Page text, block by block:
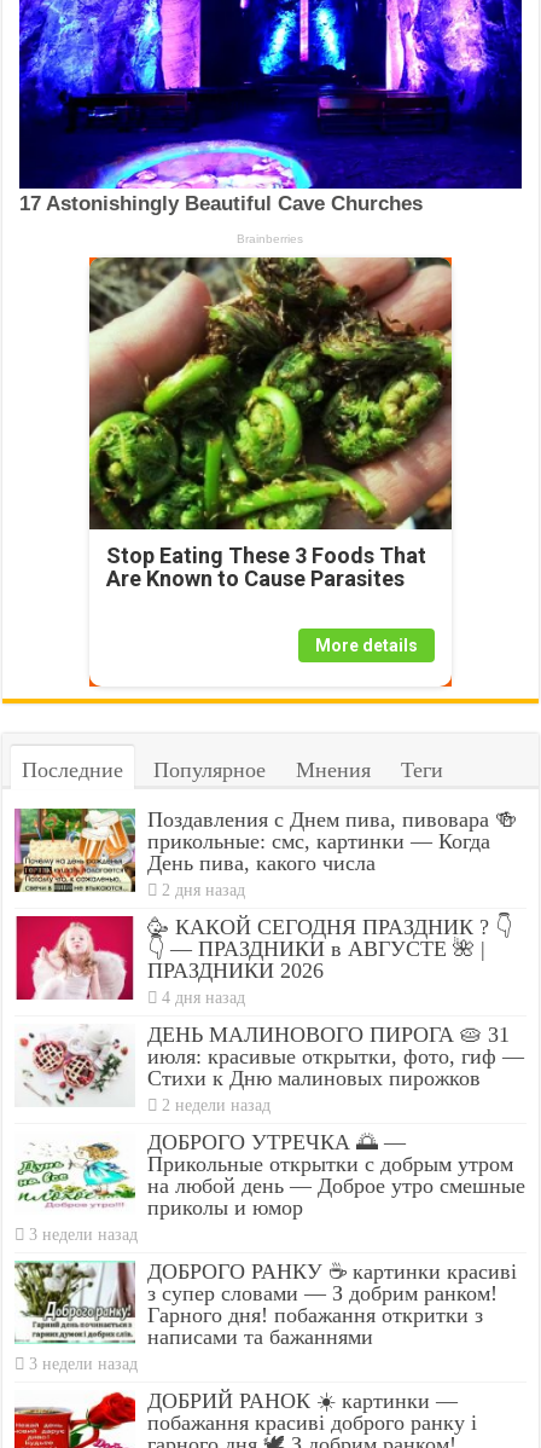
Stop Eating These 3 Foods That
Are Known to Cause Parasites
More details
Последние Популярное Мнения Теги
Поздавления с Днем пива, пивовара 🍻
прикольные: смс, картинки — Когда
День пива, какого числа
2 дня назад
🥳 КАКОЙ СЕГОДНЯ ПРАЗДНИК ? 👇
👇 — ПРАЗДНИКИ в АВГУСТЕ 🌺 |
ПРАЗДНИКИ 2026
4 дня назад
ДЕНЬ МАЛИНОВОГО ПИРОГА 🥧 31
июля: красивые открытки, фото, гиф —
Стихи к Дню малиновых пирожков
2 недели назад
ДОБРОГО УТРЕЧКА 🌅 —
Прикольные открытки с добрым утром
на любой день — Доброе утро смешные
приколы и юмор
3 недели назад
ДОБРОГО РАНКУ ☕ картинки красиві
з супер словами — З добрим ранком!
Гарного дня! побажання откритки з
написами та бажаннями
3 недели назад
ДОБРИЙ РАНОК ☀️ картинки —
побажання красиві доброго ранку і